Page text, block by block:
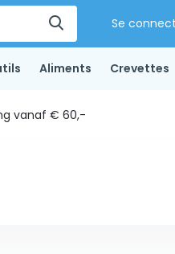
Se
Aliments Crevettes
vanaf € 60,-